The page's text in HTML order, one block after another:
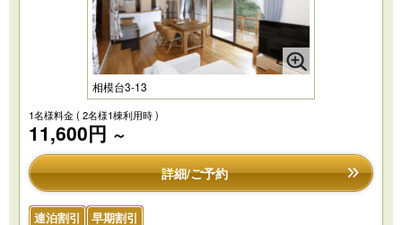
相模台3-13
1名様料金( 2名様1棟利用時 )
11,600円 ～
詳細/ご予約
連泊割引 早期割引